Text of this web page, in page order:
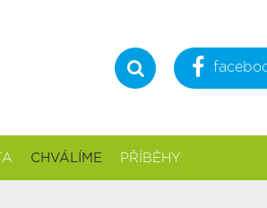
Hledat
CHVÁLÍME PŘÍBĚHY